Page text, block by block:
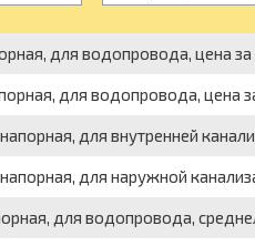
для водопровода, цена
для водопровода, цена
для внутренней
для наружной
для водопровода,